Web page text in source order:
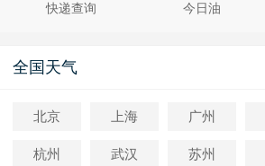
快递查询
今日油
全国天气
北京 上海 广州
杭州 武汉 苏州